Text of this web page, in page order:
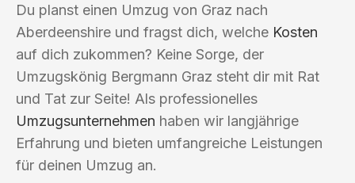
Du planst einen Umzug von Graz nach
Aberdeenshire und fragst dich, welche Kosten
auf dich zukommen? Keine Sorge, der
Umzugskönig Bergmann Graz steht dir mit Rat
und Tat zur Seite! Als professionelles
Umzugsunternehmen haben wir langjährige
Erfahrung und bieten umfangreiche Leistungen
für deinen Umzug an.